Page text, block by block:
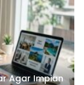
Agar Impian